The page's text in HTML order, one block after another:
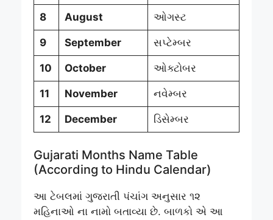
8 August ઓગસ્ટ
9 September સપ્ટેમ્બર
10 October ઓક્ટોબર
11 November નવેમ્બર
12 December ડિસેમ્બર
Gujarati Months Name Table
(According to Hindu Calendar)
આ ટેબલમાં ગુજરાતી પંચાંગ અનુસાર ૧૨
મહિનાઓ ના નામો બતાવ્યા છે. બાળકો એ આ